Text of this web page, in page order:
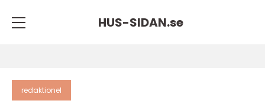
HUS-SIDAN.se
redaktionel